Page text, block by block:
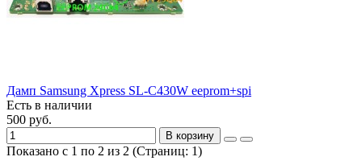
Дамп Samsung Xpress SL-C430W eeprom+spi
Есть в наличии
500 руб.
В корзину
Показано с 1 по 2 из 2 (Страниц: 1)